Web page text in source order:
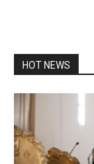
HOT NEWS